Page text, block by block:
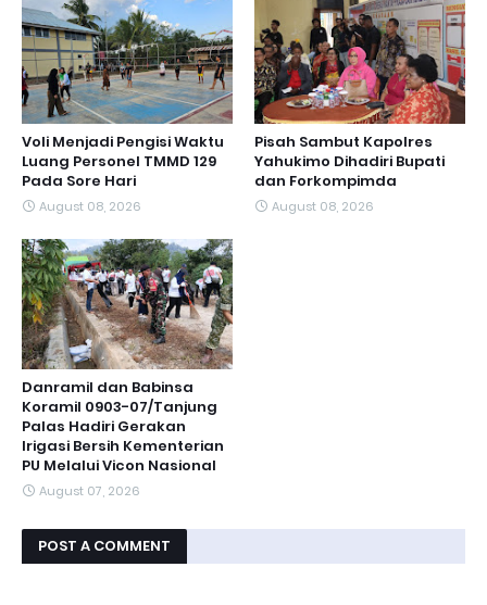
Voli Menjadi Pengisi Waktu
Luang Personel TMMD 129
Pada Sore Hari
August 08, 2026
Pisah Sambut Kapolres
Yahukimo Dihadiri Bupati
dan Forkompimda
August 08, 2026
Danramil dan Babinsa
Koramil 0903-07/Tanjung
Palas Hadiri Gerakan
Irigasi Bersih Kementerian
PU Melalui Vicon Nasional
August 07, 2026
POST A COMMENT